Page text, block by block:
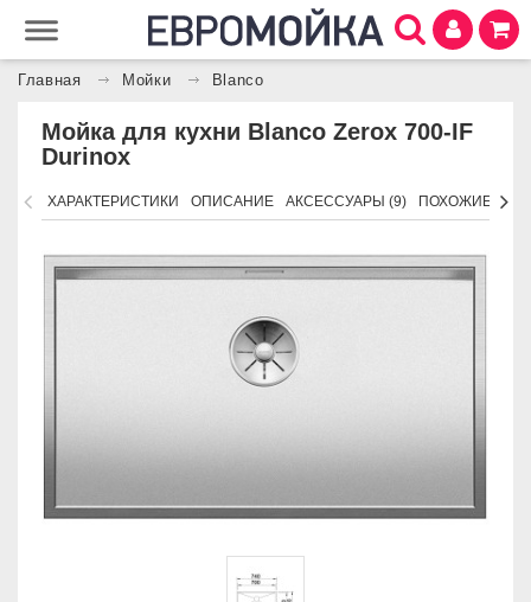
Главная Мойки Blanco
Мойка для кухни Blanco Zerox 700-IF
Durinox
ХАРАКТЕРИСТИКИ ОПИСАНИЕ АКСЕССУАРЫ (9) ПОХОЖИЕ